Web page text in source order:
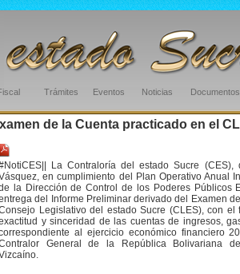
Trámites Eventos Noticias Documentos
de la Cuenta practicado en el
La Contraloría del estado Sucre
en cumplimiento del Plan Operativo Anual
la Dirección de Control de los Poderes Públicos
del Informe Preliminar derivado del Examen
Legislativo del estado Sucre (CLES), con
y sinceridad de las cuentas de ingresos,
al ejercicio económico financiero
General de la República Bolivariana